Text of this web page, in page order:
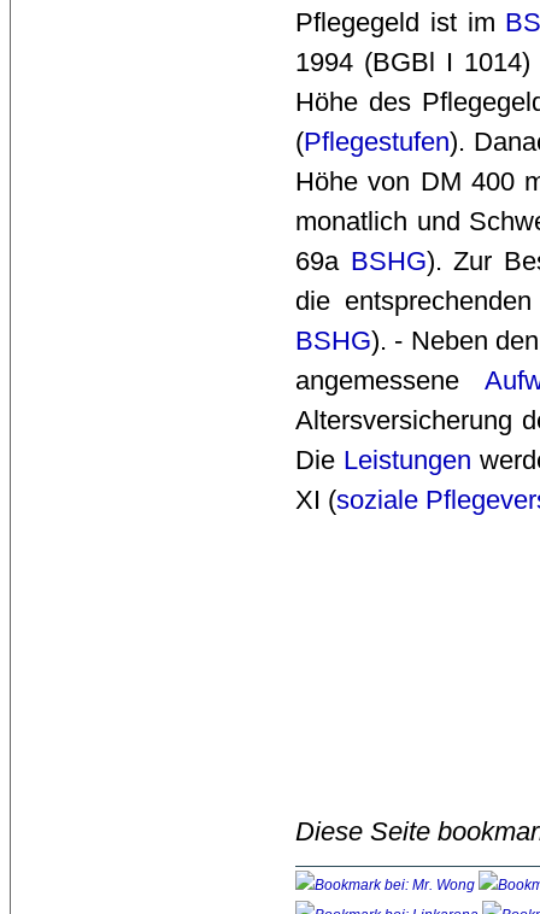
Pflegegeld ist im
1994 (BGBl I
Höhe des
(Pflegestufen).
Höhe von DM 400
monatlich und
69a BSHG). Zur
die
BSHG). - Neben
angemessene
Altersversicherung
Die Leistungen
XI (soziale
Diese Seite